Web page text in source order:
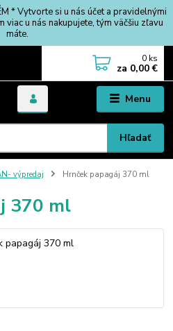
* Vytvorte si u nás účet a pravidelnými
viac u nás nakupujete, tým väčšiu zľavu
máte.
Menu
Hľadať
0 ks
za 0,00 €
výpredaj Hrnček papagáj 370 ml
370 ml